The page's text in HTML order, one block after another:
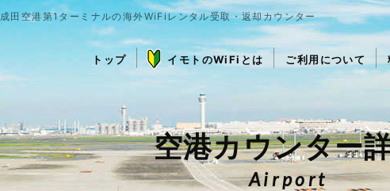
成田空港第1ターミナルの海外WiFiレンタル受取・返却カウンター
トップ イモトのWiFiとは ご利用について
空港カウンター
Airport